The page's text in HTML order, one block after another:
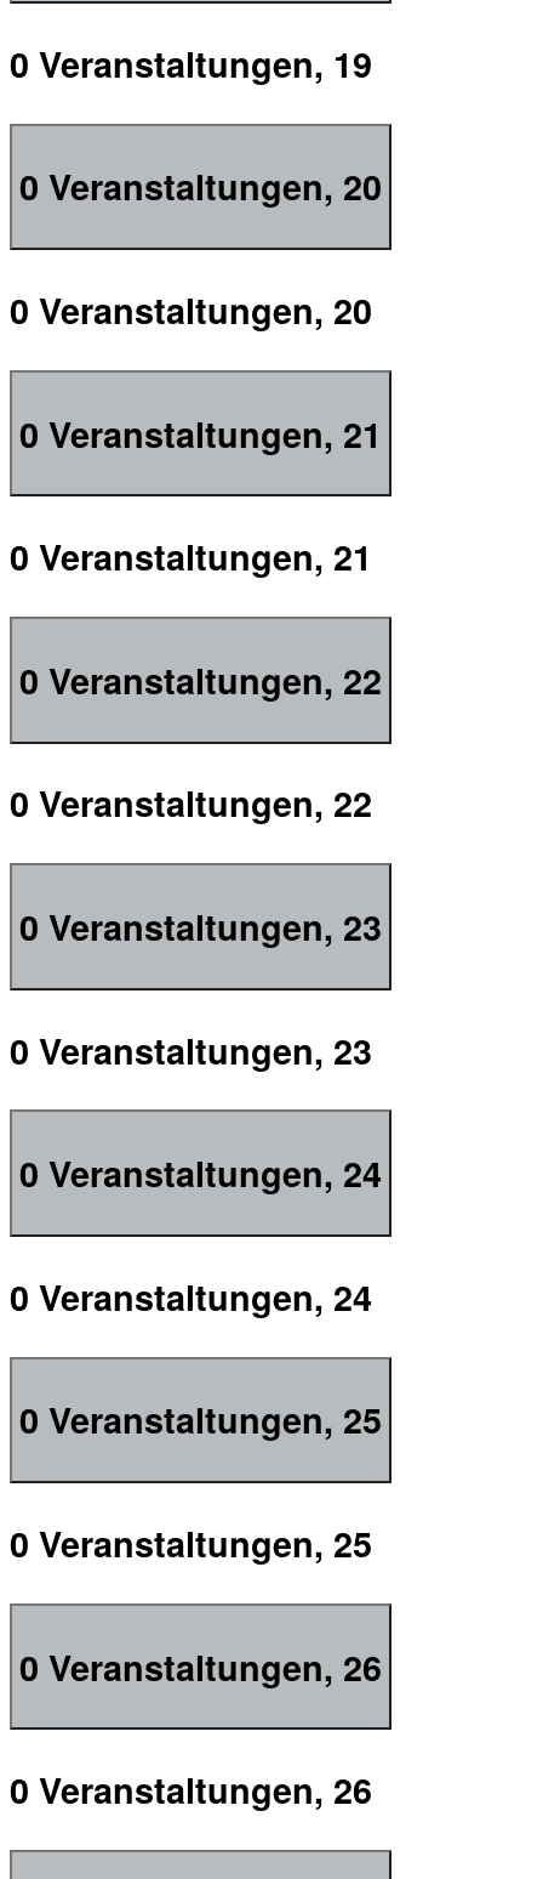
0 Veranstaltungen, 19
0 Veranstaltungen, 20
0 Veranstaltungen, 20
0 Veranstaltungen, 21
0 Veranstaltungen, 21
0 Veranstaltungen, 22
0 Veranstaltungen, 22
0 Veranstaltungen, 23
0 Veranstaltungen, 23
0 Veranstaltungen, 24
0 Veranstaltungen, 24
0 Veranstaltungen, 25
0 Veranstaltungen, 25
0 Veranstaltungen, 26
0 Veranstaltungen, 26